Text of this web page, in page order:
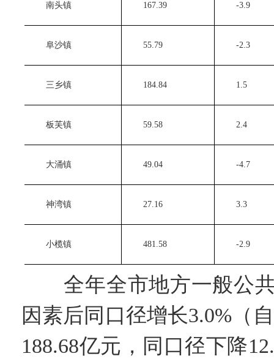
南头镇 167.39 -3.9
阜沙镇 55.79 -2.3
三乡镇 184.84 1.5
板芙镇 59.58 2.4
大涌镇 49.04 -4.7
神湾镇 27.16 3.3
小榄镇 481.58 -2.9
全年全市地方一般公共
因素后同口径增长3.0%（
188.68亿元，同口径下降